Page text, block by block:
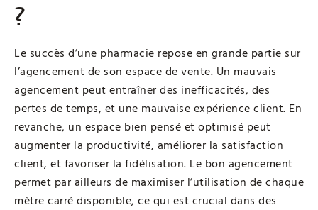
?
Le succès d’une pharmacie repose en grande partie sur
l’agencement de son espace de vente. Un mauvais
agencement peut entraîner des inefficacités, des
pertes de temps, et une mauvaise expérience client. En
revanche, un espace bien pensé et optimisé peut
augmenter la productivité, améliorer la satisfaction
client, et favoriser la fidélisation. Le bon agencement
permet par ailleurs de maximiser l’utilisation de chaque
mètre carré disponible, ce qui est crucial dans des